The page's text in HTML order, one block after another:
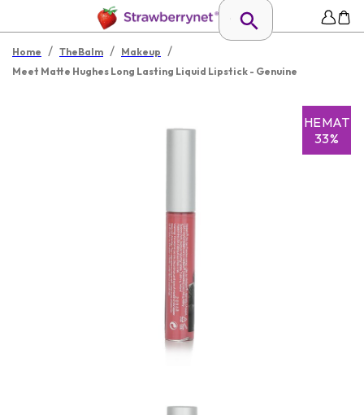
Home / TheBalm / Makeup /
Meet Matte Hughes Long Lasting Liquid Lipstick - Genuine
HEMAT
33%